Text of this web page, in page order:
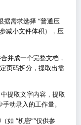
据需求选择 “普通压
减小文件体积），压
并成一个完整文档，
页码拆分，提取出需
提取文字内容，提取
动录入的工作量。
如 “机密”“仅供参